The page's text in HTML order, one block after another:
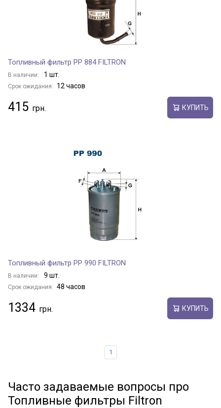
Топливный фильтр PP 884 FILTRON
В наличии: 1 шт.
Срок ожидания: 12 часов
415 КУПИТЬ
Топливный фильтр PP 990 FILTRON
В наличии: 9 шт.
Срок ожидания: 48 часов
1334 КУПИТЬ
1
Часто задаваемые вопросы про
Топливные фильтры Filtron